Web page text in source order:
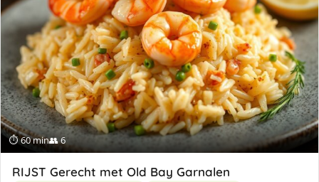
⏱ 60 min👥 6
RIJST Gerecht met Old Bay Garnalen